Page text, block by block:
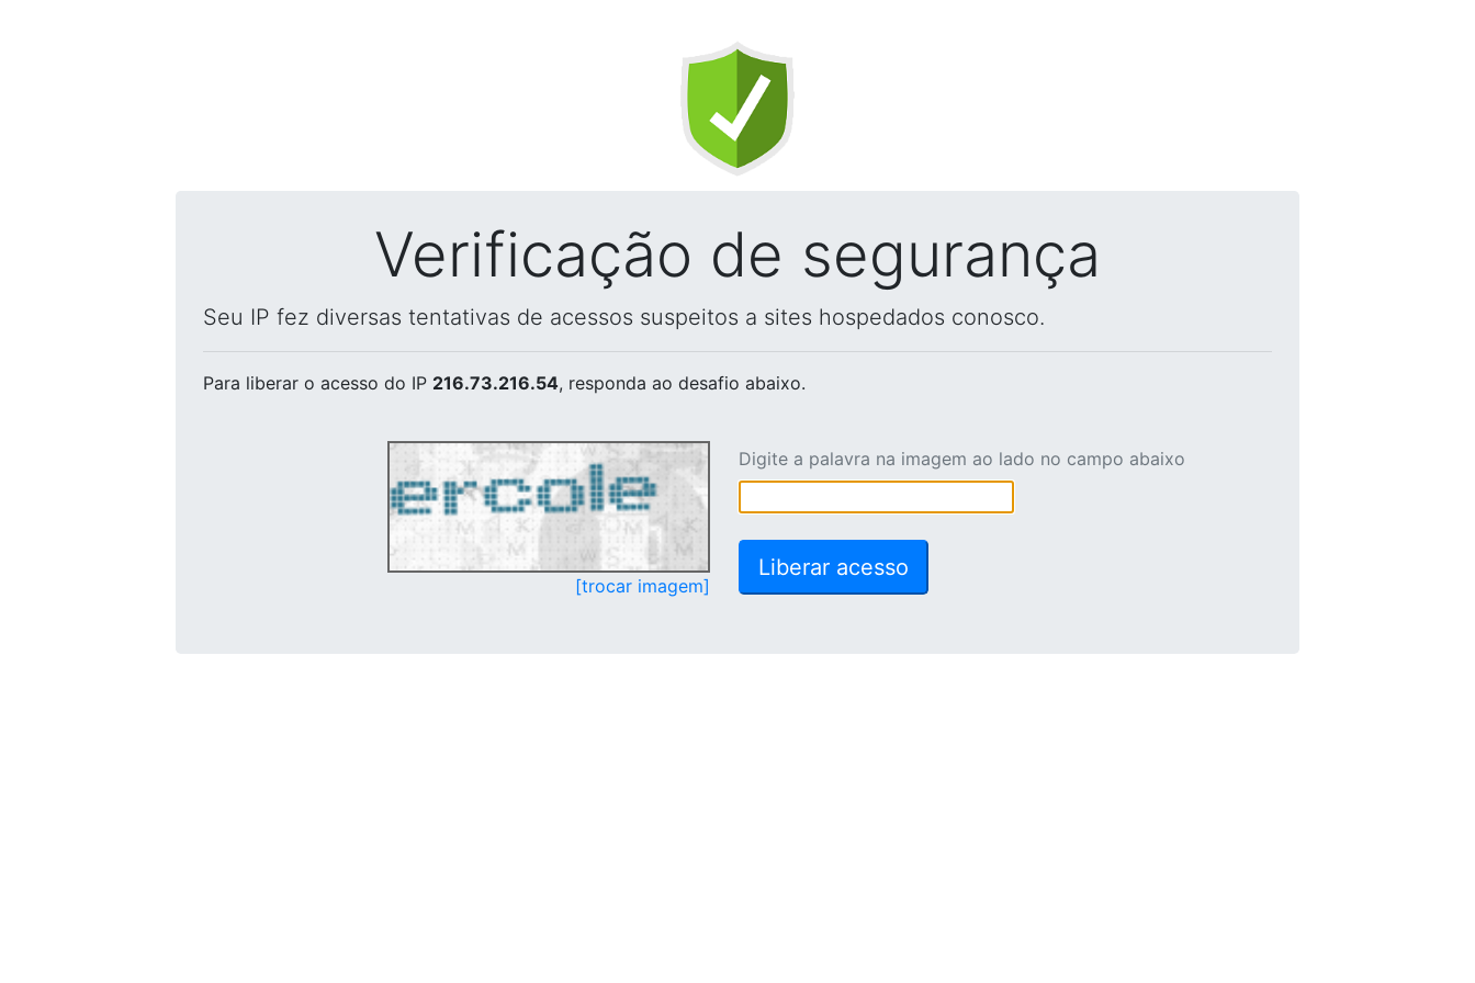
Verificação de segurança
Seu IP fez diversas tentativas de acessos suspeitos a sites hospedados conosco.
Para liberar o acesso do IP 216.73.216.54, responda ao desafio abaixo.
[trocar imagem]
Digite a palavra na imagem ao lado no campo abaixo